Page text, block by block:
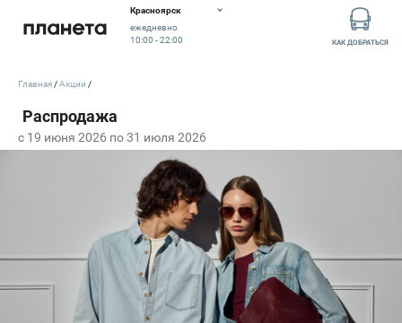
Красноярск
ежедневно
10:00 - 22:00
КАК ДОБРАТЬСЯ
c 19 июня 2026 по 31 июля 2026
Главная Акции